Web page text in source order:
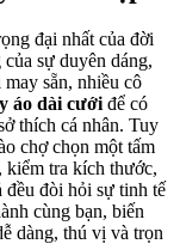
đại nhất của đời
sự duyên dáng,
sẵn, nhiều cô
áo dài cưới để có
thích cá nhân. Tuy
chợ chọn một tấm
kiểm tra kích thước,
đều đòi hỏi sự tinh tế
cùng bạn, biến
dàng, thú vị và trọn